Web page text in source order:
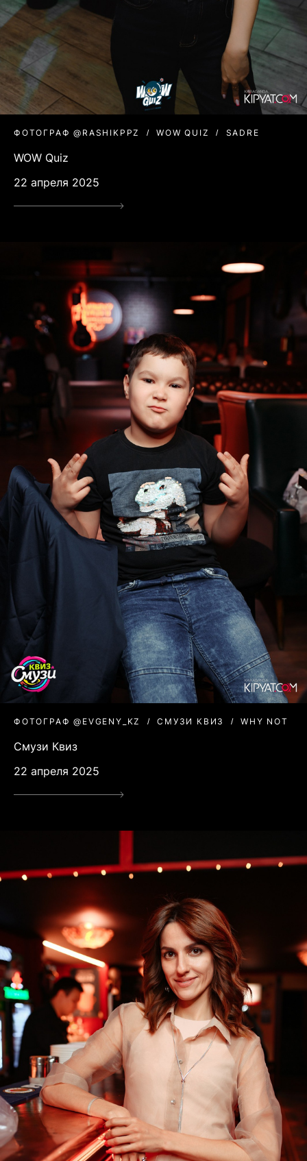
ФОТОГРАФ @RASHIKPPZ WOW QUIZ SADRE
WOW Quiz
22 апреля 2025
ФОТОГРАФ @EVGENY_KZ СМУЗИ КВИЗ WHY NOT
Смузи Квиз
22 апреля 2025